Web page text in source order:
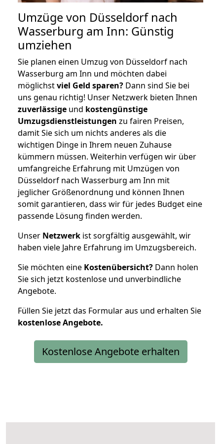
Umzüge von Düsseldorf nach
Wasserburg am Inn: Günstig
umziehen
Sie planen einen Umzug von Düsseldorf nach
Wasserburg am Inn und möchten dabei
möglichstviel Geld sparen? Dann sind Sie bei
uns genau richtig! Unser Netzwerk bieten Ihnen
zuverlässige und kostengünstige
Umzugsdienstleistungen zu fairen Preisen,
damit Sie sich um nichts anderes als die
wichtigen Dinge in Ihrem neuen Zuhause
kümmern müssen. Weiterhin verfügen wir über
umfangreiche Erfahrung mit Umzügen von
Düsseldorf nach Wasserburg am Inn mit
jeglicher Größenordnung und können Ihnen
somit garantieren, dass wir für jedes Budget eine
passende Lösung finden werden.
Unser Netzwerk ist sorgfältig ausgewählt, wir
haben viele Jahre Erfahrung im Umzugsbereich.
Sie möchten eine Kostenübersicht? Dann holen
Sie sich jetzt kostenlose und unverbindliche
Angebote.
Füllen Sie jetzt das Formular aus und erhalten Sie
kostenloseAngebote.
Kostenlose Angebote erhalten